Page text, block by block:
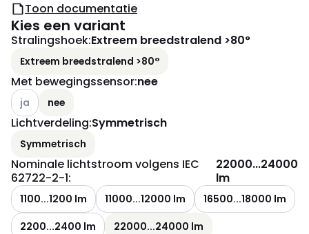
Toon documentatie
Kies een variant
Stralingshoek:Extreem breedstralend >80°
Extreem breedstralend >80°
Met bewegingssensor:nee
Andere varianten (Huidige combinatie niet mogelijk)
ja nee
Lichtverdeling:Symmetrisch
Symmetrisch
Nominale lichtstroom volgens IEC
62722-2-1:
22000...24000
lm
1100...1200 lm 11000...12000 lm
16500...18000 lm
2200...2400 lm
22000...24000 lm